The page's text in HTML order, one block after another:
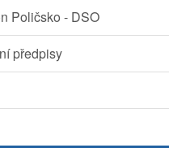
Poličsko - DSO
předpisy